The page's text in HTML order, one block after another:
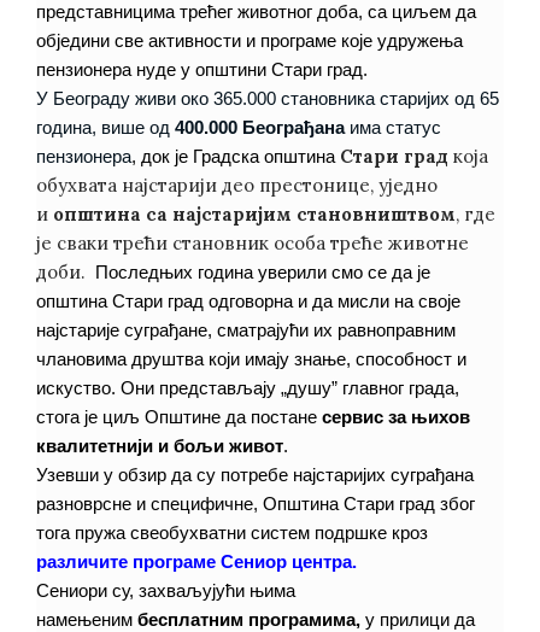
представницима трећег животног доба, са циљем да
обједини све активности и програме које удружења
пензионера нуде у општини Стари град.
У Београду живи око 365.000 становника старијих од 65
година, више од 400.000 Београђанаима статус
пензионера, док је Градска општина Стари град која
обухвата најстарији део престонице, уједно
и општина са најстаријим становништвом, где
је сваки трећи становник особа треће животне
доби. Последњих година уверили смо се да је
општина Стари град одговорна и да мисли на своје
најстарије суграђане, сматрајући их равноправним
члановима друштва који имају знање, способност и
искуство. Они представљају „душу” главног града,
стога је циљ Општине да постане сервис за њихов
квалитетнији и бољи живот.
Узевши у обзир да су потребе најстаријих суграђана
разноврсне и специфичне, Општина Стари град због
тога пружа свеобухватни систем подршке кроз
различите програме Сениор центра.
Сениори су, захваљујући њима
намењеним бесплатним програмима, у прилици да